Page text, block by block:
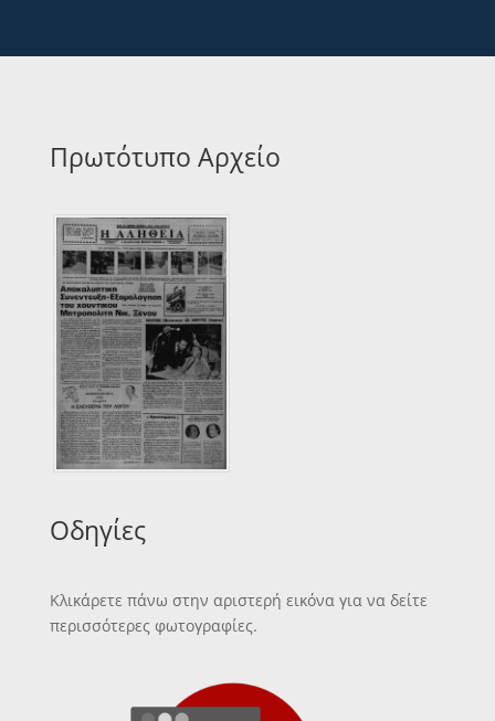
Πρωτότυπο Αρχείο
Οδηγίες
Κλικάρετε πάνω στην αριστερή εικόνα για να δείτε
περισσότερες φωτογραφίες.